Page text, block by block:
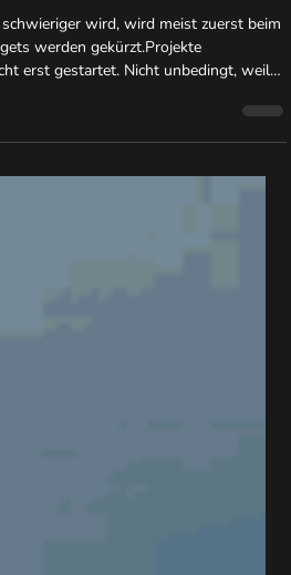
teuer. Es ist oft
Nicht unbedingt, weil
selbst.Sondern daran, dass zu